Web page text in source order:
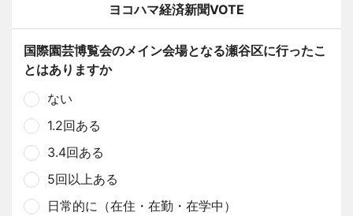
ヨコハマ経済新聞VOTE
国際園芸博覧会のメイン会場となる瀬谷区に行ったこ
とはありますか
ない
1.2回ある
3.4回ある
5回以上ある
日常的に（在住・在勤・在学中）